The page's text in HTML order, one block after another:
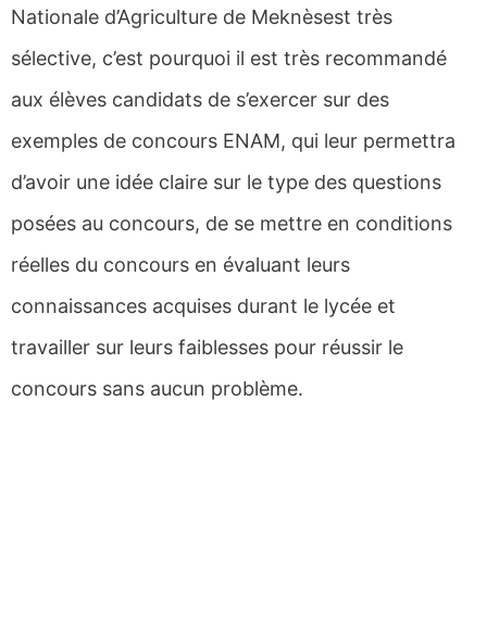
Nationale d’Agriculture de Meknèsest très
sélective, c’est pourquoi il est très recommandé
aux élèves candidats de s’exercer sur des
exemples de concours ENAM, qui leur permettra
d’avoir une idée claire sur le type des questions
posées au concours, de se mettre en conditions
réelles du concours en évaluant leurs
connaissances acquises durant le lycée et
travailler sur leurs faiblesses pour réussir le
concours sans aucun problème.